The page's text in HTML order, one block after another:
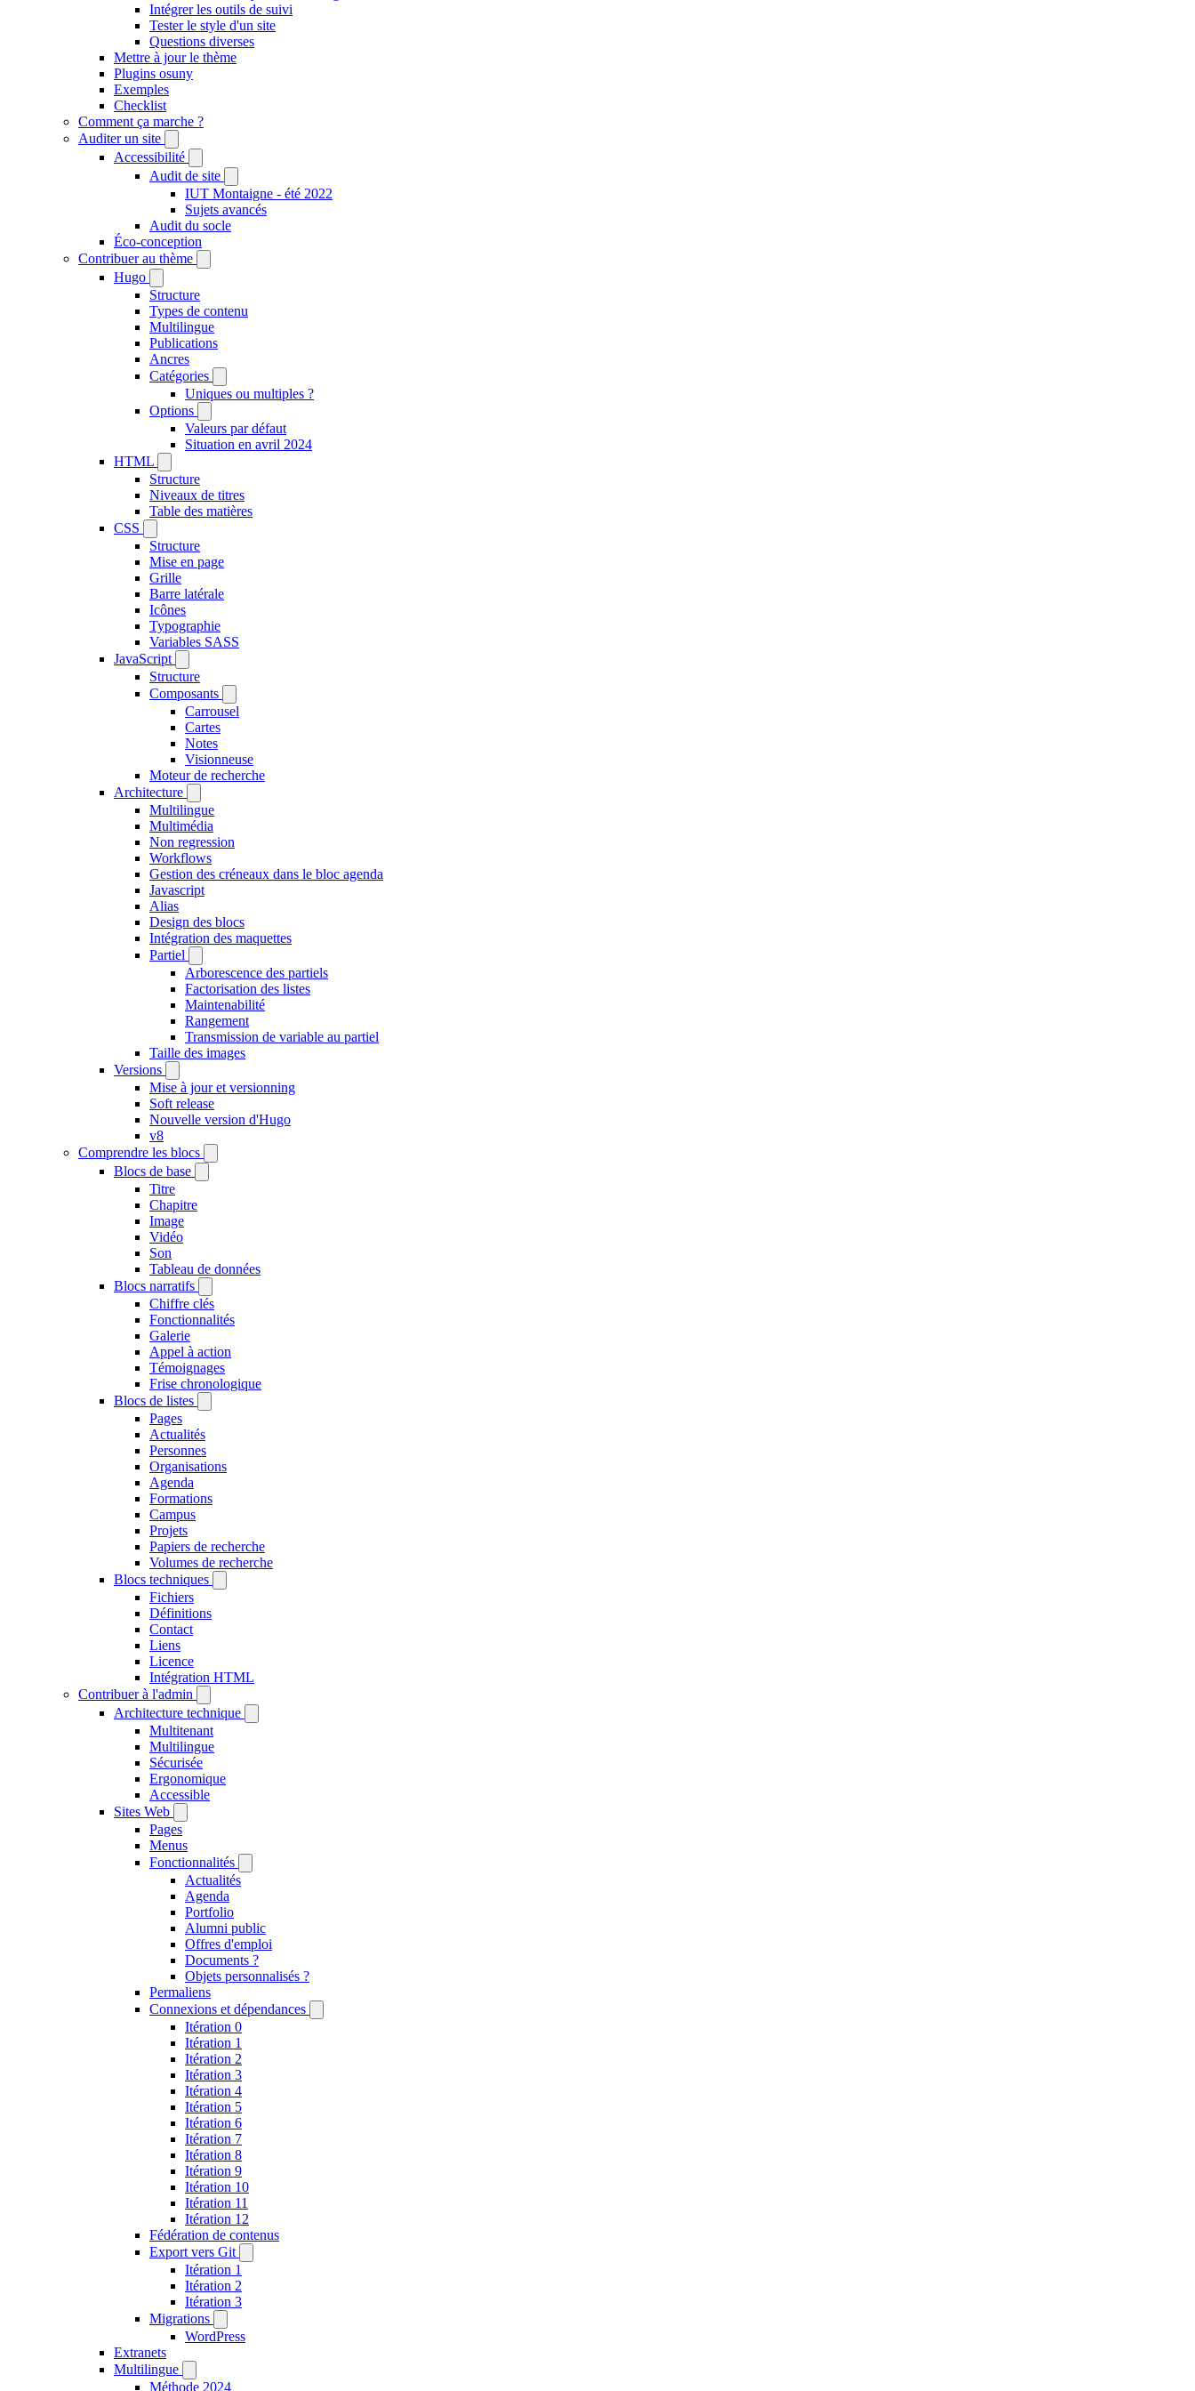
Intégrer les outils de suivi
Tester le style d'un site
Questions diverses
Mettre à jour le thème
Plugins osuny
Exemples
Checklist
Comment ça marche ?
Auditer un site
Accessibilité
Audit de site
IUT Montaigne - été 2022
Sujets avancés
Audit du socle
Éco-conception
Contribuer au thème
Hugo
Structure
Types de contenu
Multilingue
Publications
Ancres
Catégories
Uniques ou multiples ?
Options
Valeurs par défaut
Situation en avril 2024
HTML
Structure
Niveaux de titres
Table des matières
CSS
Structure
Mise en page
Grille
Barre latérale
Icônes
Typographie
Variables SASS
JavaScript
Structure
Composants
Carrousel
Cartes
Notes
Visionneuse
Moteur de recherche
Architecture
Multilingue
Multimédia
Non regression
Workflows
Gestion des créneaux dans le bloc agenda
Javascript
Alias
Design des blocs
Intégration des maquettes
Partiel
Arborescence des partiels
Factorisation des listes
Maintenabilité
Rangement
Transmission de variable au partiel
Taille des images
Versions
Mise à jour et versionning
Soft release
Nouvelle version d'Hugo
v8
Comprendre les blocs
Blocs de base
Titre
Chapitre
Image
Vidéo
Son
Tableau de données
Blocs narratifs
Chiffre clés
Fonctionnalités
Galerie
Appel à action
Témoignages
Frise chronologique
Blocs de listes
Pages
Actualités
Personnes
Organisations
Agenda
Formations
Campus
Projets
Papiers de recherche
Volumes de recherche
Blocs techniques
Fichiers
Définitions
Contact
Liens
Licence
Intégration HTML
Contribuer à l'admin
Architecture technique
Multitenant
Multilingue
Sécurisée
Ergonomique
Accessible
Sites Web
Pages
Menus
Fonctionnalités
Actualités
Agenda
Portfolio
Alumni public
Offres d'emploi
Documents ?
Objets personnalisés ?
Permaliens
Connexions et dépendances
Itération 0
Itération 1
Itération 2
Itération 3
Itération 4
Itération 5
Itération 6
Itération 7
Itération 8
Itération 9
Itération 10
Itération 11
Itération 12
Fédération de contenus
Export vers Git
Itération 1
Itération 2
Itération 3
Migrations
WordPress
Extranets
Multilingue
Méthode 2024